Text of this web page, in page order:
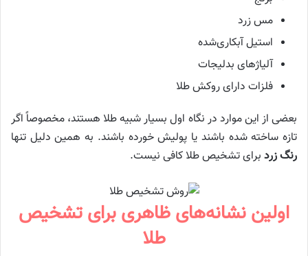
مس زرد
استیل آبکاری‌شده
آلیاژهای بدلیجات
فلزات دارای روکش طلا
بعضی از این موارد در نگاه اول بسیار شبیه طلا هستند، مخصوصاً اگر
تازه ساخته شده باشند یا پولیش خورده باشند. به همین دلیل تنها
رنگ زرد برای تشخیص طلا کافی نیست.
اولین نشانه‌های ظاهری برای تشخیص
طلا